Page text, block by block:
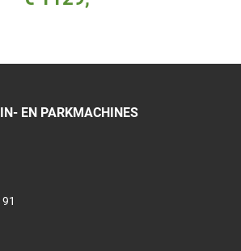
EN PARKMACHINES